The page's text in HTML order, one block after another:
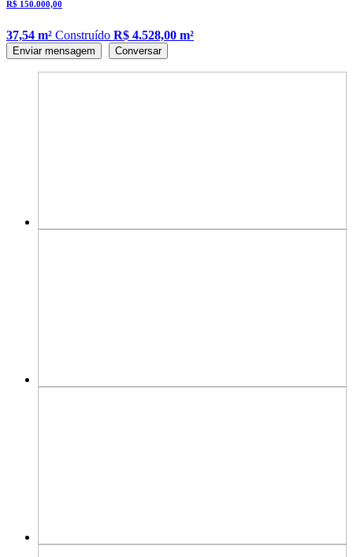
R$ 150.000,00
37,54 m² Construído R$ 4.528,00 m²
Enviar mensagem Conversar